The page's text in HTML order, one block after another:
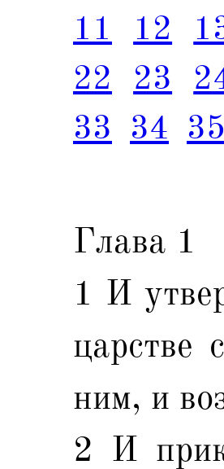
11
12
22
23
33 34 35
Глава 1
1 И
царстве
ним, и
2 И